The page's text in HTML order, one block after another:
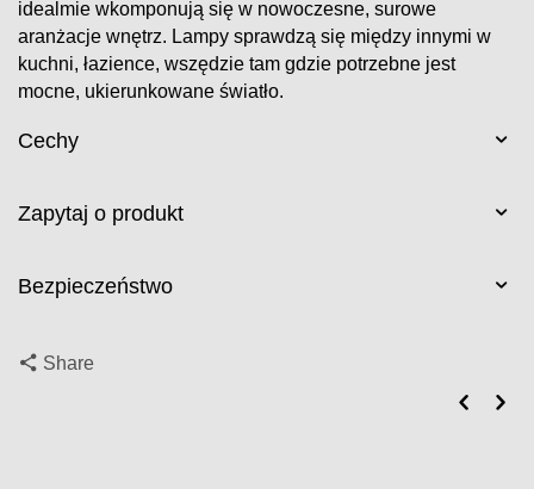
idealmie wkomponują się w nowoczesne, surowe
aranżacje wnętrz. Lampy sprawdzą się między innymi w
kuchni, łazience, wszędzie tam gdzie potrzebne jest
mocne, ukierunkowane światło.
Cechy
Zapytaj o produkt
Bezpieczeństwo
Share